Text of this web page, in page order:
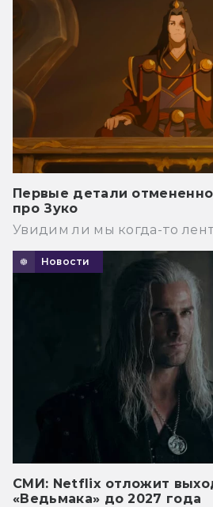
Первые детали
про Зуко
Увидим ли мы когда-то
Новости
СМИ: Netflix отложит
«Ведьмака» до 2027 года